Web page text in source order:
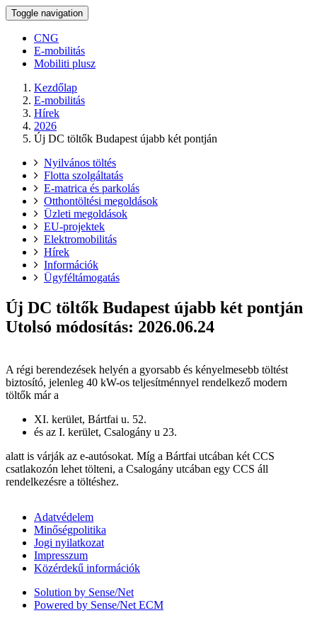
Toggle navigation
CNG
E-mobilitás
Mobiliti plusz
Kezdőlap
E-mobilitás
Hírek
2026
Új DC töltők Budapest újabb két pontján
Nyilvános töltés
Flotta szolgáltatás
E-matrica és parkolás
Otthontöltési megoldások
Üzleti megoldások
EU-projektek
Elektromobilitás
Hírek
Információk
Ügyféltámogatás
Új DC töltők Budapest újabb két pontján
Utolsó módosítás: 2026.06.24
A régi berendezések helyén a gyorsabb és kényelmesebb töltést
biztosító, jelenleg 40 kW-os teljesítménnyel rendelkező modern
töltők már a
XI. kerület, Bártfai u. 52.
és az I. kerület, Csalogány u 23.
alatt is várják az e-autósokat. Míg a Bártfai utcában két CCS
csatlakozón lehet tölteni, a Csalogány utcában egy CCS áll
rendelkezésre a töltéshez.
Adatvédelem
Minőségpolitika
Jogi nyilatkozat
Impresszum
Közérdekű információk
Solution by Sense/Net
Powered by Sense/Net ECM